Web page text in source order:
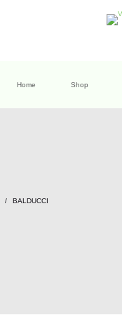
Home Shop
/ BALDUCCI